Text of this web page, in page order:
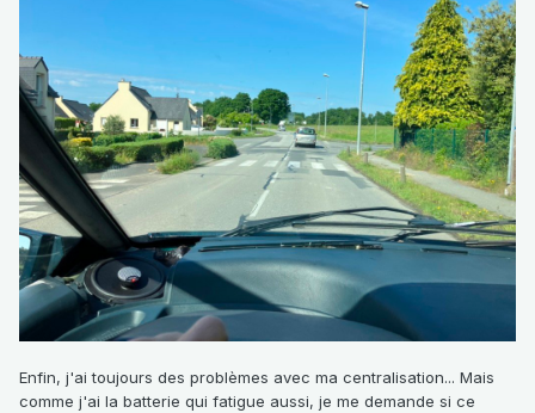
Enfin, j'ai toujours des problèmes avec ma centralisation... Mais
comme j'ai la batterie qui fatigue aussi, je me demande si ce